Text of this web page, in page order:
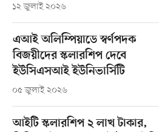
১২ জুলাই ২০২৬
এআই অলিম্পিয়াডে স্বর্ণপদক
বিজয়ীদের স্কলারশিপ দেবে
ইউসিএসআই ইউনিভার্সিটি
০৫ জুলাই ২০২৬
আইটি স্কলারশিপ ২ লাখ টাকার,